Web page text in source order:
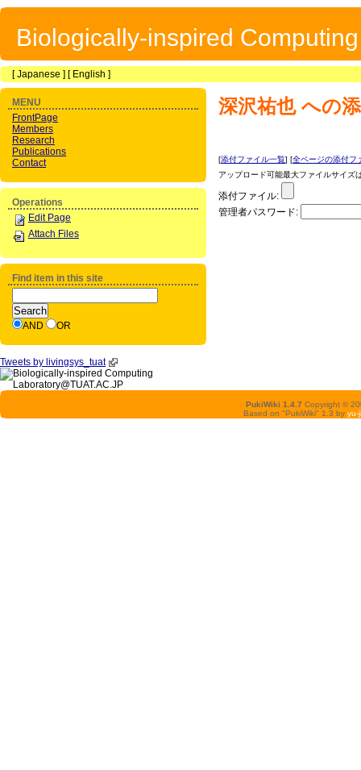
Biologically-inspired
[Japanese ] [ English ]
深沢祐也への
[添付ファイル一覧] [全ページの添付フ
アップロード可能最大ファイルサイズ
添付ファイル:
管理者パスワード:
MENU
FrontPage
Members
Research
Publications
Contact
Operations
Edit Page
Attach Files
Find item in this site
AND OR
Tweets by livingsys_tuat
PukiWiki 1.4.7 Copyright ©
Based on "PukiWiki" 1.3 by yu-ji